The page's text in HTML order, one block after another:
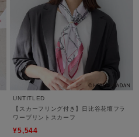
UNTITLED
【スカーフリング付き】日比谷花壇フラ
ワープリントスカーフ
¥5,544